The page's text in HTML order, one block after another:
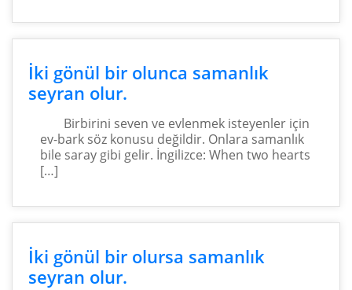
İki gönül bir olunca samanlık
seyran olur.
Birbirini seven ve evlenmek isteyenler için
ev-bark söz konusu değildir. Onlara samanlık
bile saray gibi gelir. İngilizce: When two hearts
[…]
İki gönül bir olursa samanlık
seyran olur.